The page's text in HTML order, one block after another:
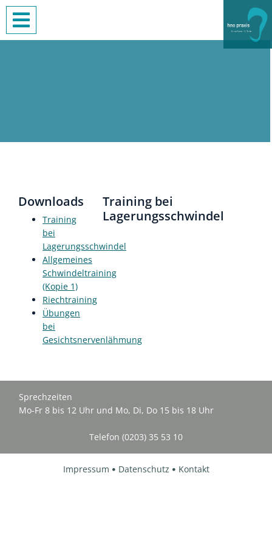
Downloads
Training
bei
Lagerungsschwindel
Allgemeines
Schwindeltraining
(Kopie 1)
Riechtraining
Übungen
bei
Gesichtsnervenlähmung
Training bei
Lagerungsschwindel
Sprechzeiten
Mo-Fr 8 bis 12 Uhr und Mo, Di, Do 15 bis 18 Uhr
Telefon (0203) 35 53 10
Impressum Datenschutz Kontakt